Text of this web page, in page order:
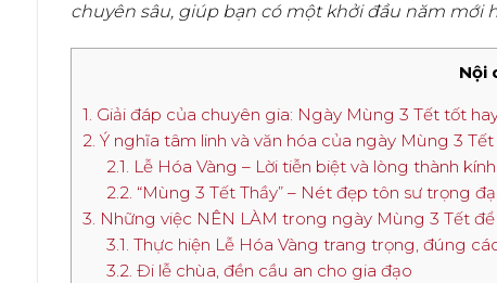
chuyên sâu, giúp bạn có một khởi đầu năm mới
Nội
1. Giải đáp của chuyên gia: Ngày Mùng 3 Tết tốt
2. Ý nghĩa tâm linh và văn hóa của ngày Mùng 3 Tết
2.1. Lễ Hóa Vàng – Lời tiễn biệt và lòng thành
2.2. “Mùng 3 Tết Thầy” – Nét đẹp tôn sư trọng
3. Những việc NÊN LÀM trong ngày Mùng 3 Tết
3.1. Thực hiện Lễ Hóa Vàng trang trọng, đúng
3.2. Đi lễ chùa, đền cầu an cho gia đạo